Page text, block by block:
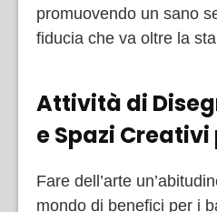
promuovendo un sano
fiducia che va oltre la
Attività di
e Spazi
Fare dell’arte
mondo di benefici per i